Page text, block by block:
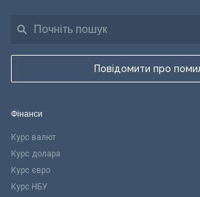
Повідомити про
Фінанси
Курс валют
Курс долара
Курс євро
Курс НБУ